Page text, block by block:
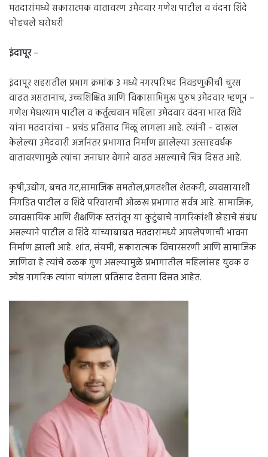
मतदारांमध्ये सकारात्मक वातावरण उमेदवार गणेश पाटील व वंदना शिंदे
पोहचले घरोघरी
इंदापूर–
इंदापूर शहरातील प्रभाग क्रमांक 3 मध्ये नगरपरिषद निवडणुकीची चुरस
वाढत असतानाच, उच्चशिक्षित आणि विकासाभिमुख पुरुष उमेदवार म्हणून –
गणेश मेघश्याम पाटील व कर्तुत्ववान महिला उमेदवार वंदना भारत शिंदे
यांना मतदारांचा – प्रचंड प्रतिसाद मिळू लागला आहे. त्यांनी – दाखल
केलेल्या उमेदवारी अर्जानंतर प्रभागात निर्माण झालेल्या उत्साहवर्धक
वातावरणामुळे त्यांचा जनाधार वेगाने वाढत असल्याचे चित्र दिसत आहे.
कृषी,उद्योग, बचत गट,सामाजिक समतोल,प्रगतशील शेतकरी, व्यवसायाशी
निगडित पाटील व शिंदे परिवाराची ओळख प्रभागात सर्वत्र आहे. सामाजिक,
व्यावसायिक आणि शैक्षणिक स्तरांतून या कुटुंबाचे नागरिकांशी स्नेहाचे संबंध
असल्याने पाटील व शिंदे यांच्याबाबत मतदारांमध्ये आपलेपणाची भावना
निर्माण झाली आहे. शांत, संयमी, सकारात्मक विचारसरणी आणि सामाजिक
जाणिवा हे त्यांचे ठळक गुण असल्यामुळे प्रभागातील महिलांसह युवक व
ज्येष्ठ नागरिक त्यांना चांगला प्रतिसाद देताना दिसत आहेत.